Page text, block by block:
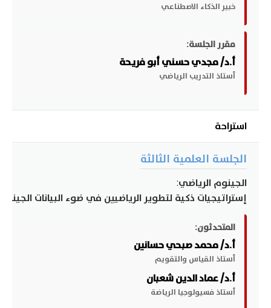
خبير الذكاء الاصطناعي
مقرر الجلسة:
أ.د/ مجدي حسني أبو فريحة
أستاذ التدريب الرياضي
استراحة
الجلسة العلمية الثالثة
الجينوم الرياضي:
إستراتيجيات ذكية لتطوير الرياضيين في ضوء البيانات الجينية
المتحدثون:
أ.د/ محمد صبحي حسانين
أستاذ القياس والتقويم
أ.د/ عماد الدين شعبان
أستاذ فسيولوجيا الرياضة